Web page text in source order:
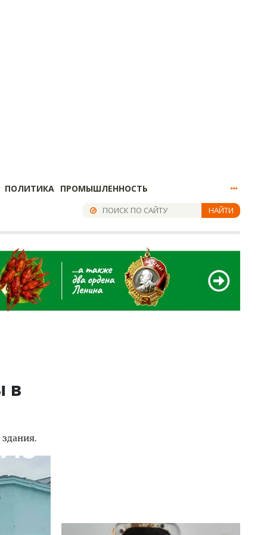
ПОЛИТИКА ПРОМЫШЛЕННОСТЬ
НАЙТИ
в
здания.